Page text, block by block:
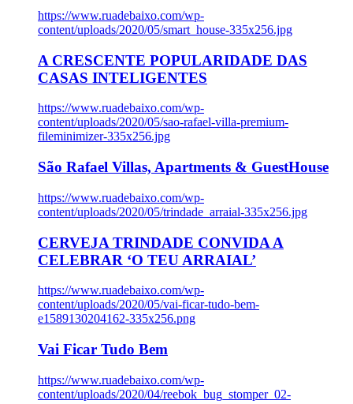
https://www.ruadebaixo.com/wp-
content/uploads/2020/05/smart_house-335x256.jpg
A CRESCENTE POPULARIDADE DAS
CASAS INTELIGENTES
https://www.ruadebaixo.com/wp-
content/uploads/2020/05/sao-rafael-villa-premium-
fileminimizer-335x256.jpg
São Rafael Villas, Apartments & GuestHouse
https://www.ruadebaixo.com/wp-
content/uploads/2020/05/trindade_arraial-335x256.jpg
CERVEJA TRINDADE CONVIDA A
CELEBRAR ‘O TEU ARRAIAL’
https://www.ruadebaixo.com/wp-
content/uploads/2020/05/vai-ficar-tudo-bem-
e1589130204162-335x256.png
Vai Ficar Tudo Bem
https://www.ruadebaixo.com/wp-
content/uploads/2020/04/reebok_bug_stomper_02-